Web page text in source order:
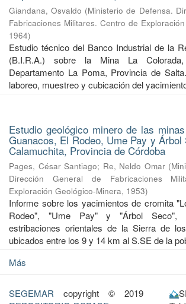
Giandana, Osvaldo (Ministerio de Defensa.
Fabricaciones Militares. Centro de
1964)
Estudio técnico del Banco Industrial de la
(B.I.R.A.) sobre la Mina La
Departamento La Poma, Provincia de
laboreo, muestreo y cubicación del
Estudio geológico minero de las
Guanacos, El Rodeo, Ume Pay y
Calamuchita, Provincia de Córdoba
Pages, César Santiago; Re, Neldo Omar (
Dirección General de Fabricaciones
Exploración Geológico-Minera, 1953)
Informe sobre los yacimientos de cromita
Rodeo", "Ume Pay" y "Árbol Seco",
estribaciones orientales de la Sierra de
ubicados entre los 9 y 14 km al S.SE de la
Más
SEGEMAR copyright © 2019